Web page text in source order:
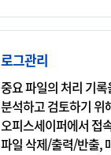
로그관리
중요 파일의 처리 기
분석하고 검토하기 위
오피스세이퍼에서 접
파일 삭제/출력/반출,